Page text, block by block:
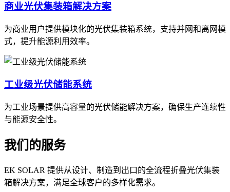
商业光伏集装箱解决方案
为商业用户提供模块化的光伏集装箱系统，支持并网和离网模
式，提升能源利用效率。
工业级光伏储能系统
为工业场景提供高容量的光伏储能解决方案，确保生产连续性
与能源安全性。
我们的服务
EK SOLAR 提供从设计、制造到出口的全流程折叠光伏集装
箱解决方案，满足全球客户的多样化需求。